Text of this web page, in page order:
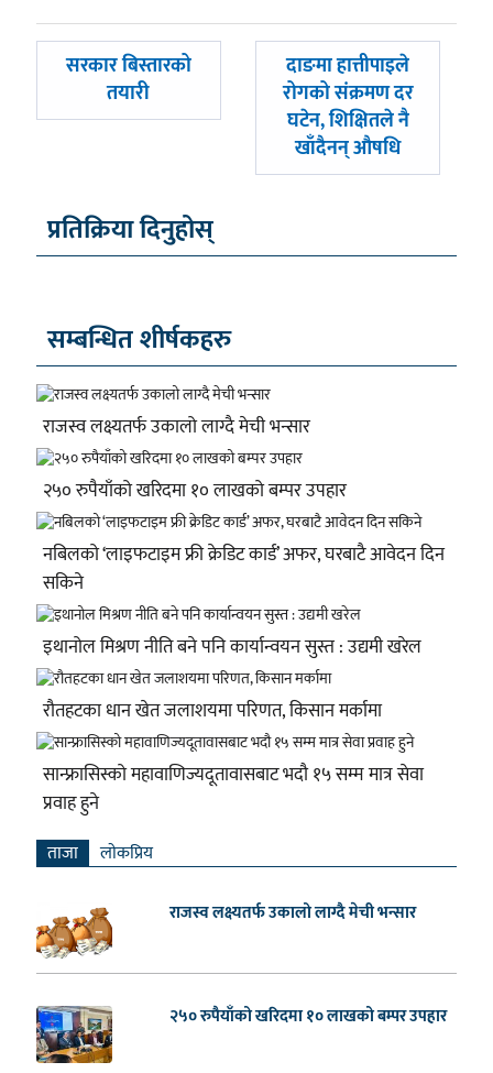
पछिल्लाे
सरकार बिस्तारको
तयारी
अघिल्लाे
-
दाङमा हात्तीपाइले
रोगको संक्रमण दर
घटेन, शिक्षितले नै
खाँदैनन् औषधि
प्रतिक्रिया दिनुहोस्
सम्बन्धित शीर्षकहरु
राजस्व लक्ष्यतर्फ उकालो लाग्दै मेची भन्सार
२५० रुपैयाँको खरिदमा १० लाखको बम्पर उपहार
नबिलको ‘लाइफटाइम फ्री क्रेडिट कार्ड’ अफर, घरबाटै आवेदन दिन
सकिने
इथानोल मिश्रण नीति बने पनि कार्यान्वयन सुस्त : उद्यमी खरेल
रौतहटका धान खेत जलाशयमा परिणत, किसान मर्कामा
सान्फ्रासिस्को महावाणिज्यदूतावासबाट भदौ १५ सम्म मात्र सेवा
प्रवाह हुने
ताजा लाेकप्रिय
राजस्व लक्ष्यतर्फ उकालो लाग्दै मेची भन्सार
२५० रुपैयाँको खरिदमा १० लाखको बम्पर उपहार